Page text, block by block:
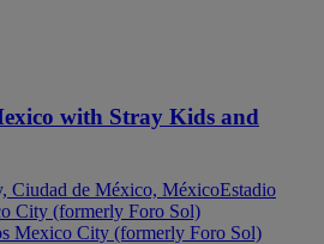
with Stray Kids and
Ciudad de México, MéxicoEstadio
City (formerly Foro Sol)
Mexico City (formerly Foro Sol)